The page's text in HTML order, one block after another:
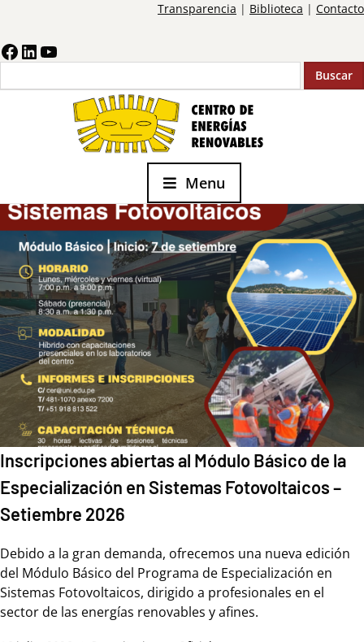
Transparencia | Biblioteca | Contacto
Buscar
Menu
Inscripciones abiertas al Módulo Básico de la
Especialización en Sistemas Fotovoltaicos –
Setiembre 2026
Debido a la gran demanda, ofrecemos una nueva edición
del Módulo Básico del Programa de Especialización en
Sistemas Fotovoltaicos, dirigido a profesionales en el
sector de las energías renovables y afines.